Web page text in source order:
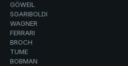
GÖWEIL
SGARIBOLDI
WAGNER
FERRARI
BROCH
TUME
BOBMAN